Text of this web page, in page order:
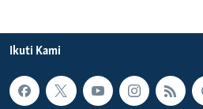
Ikuti Kami